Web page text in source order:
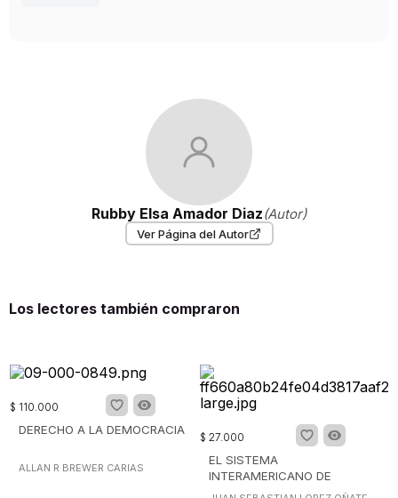
Rubby Elsa Amador Diaz(Autor)
Ver Página del Autor
Los lectores también compraron
$ 110.000
DERECHO A LA DEMOCRACIA
ALLAN R BREWER CARIAS
$ 27.000
EL SISTEMA
INTERAMERICANO DE
PROTECCION DE LOS